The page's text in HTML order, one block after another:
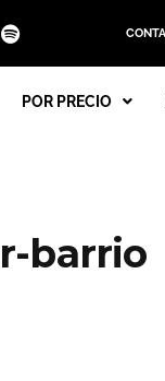
POR PRECIO
barrio